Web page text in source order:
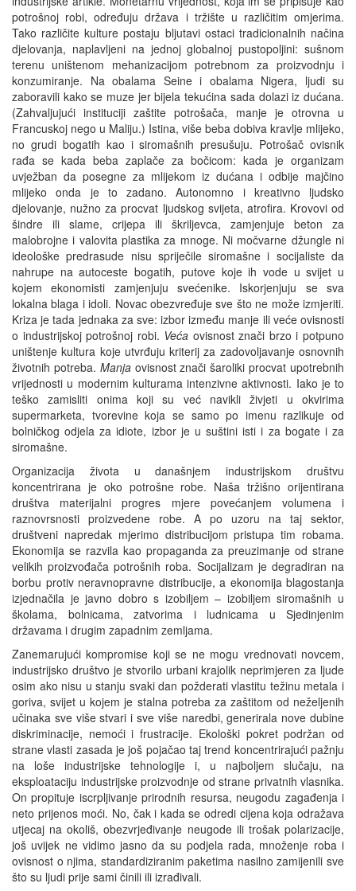
potrošnoj robi, određuju država i tržište u različitim omjerima.
Tako različite kulture postaju bljutavi ostaci tradicionalnih načina
djelovanja, naplavljeni na jednoj globalnoj pustopoljini: sušnom
terenu uništenom mehanizacijom potrebnom za proizvodnju i
konzumiranje. Na obalama Seine i obalama Nigera, ljudi su
zaboravili kako se muze jer bijela tekućina sada dolazi iz dućana.
(Zahvaljujući instituciji zaštite potrošača, manje je otrovna u
Francuskoj nego u Maliju.) Istina, više beba dobiva kravlje mlijeko,
no grudi bogatih kao i siromašnih presušuju. Potrošač ovisnik
rađa se kada beba zaplače za bočicom: kada je organizam
uvježban da posegne za mlijekom iz dućana i odbije majčino
mlijeko onda je to zadano. Autonomno i kreativno ljudsko
djelovanje, nužno za procvat ljudskog svijeta, atrofira. Krovovi od
šindre ili slame, crijepa ili škriljevca, zamjenjuje beton za
malobrojne i valovita plastika za mnoge. Ni močvarne džungle ni
ideološke predrasude nisu spriječile siromašne i socijaliste da
nahrupe na autoceste bogatih, putove koje ih vode u svijet u
kojem ekonomisti zamjenjuju svećenike. Iskorjenjuju se sva
lokalna blaga i idoli. Novac obezvređuje sve što ne može izmjeriti.
Kriza je tada jednaka za sve: izbor između manje ili veće ovisnosti
o industrijskoj potrošnoj robi. Veća ovisnost znači brzo i potpuno
uništenje kultura koje utvrđuju kriterij za zadovoljavanje osnovnih
životnih potreba. Manjaovisnost znači šaroliki procvat upotrebnih
vrijednosti u modernim kulturama intenzivne aktivnosti. Iako je to
teško zamisliti onima koji su već navikli živjeti u okvirima
supermarketa, tvorevine koja se samo po imenu razlikuje od
bolničkog odjela za idiote, izbor je u suštini isti i za bogate i za
siromašne.
Organizacija života u današnjem industrijskom društvu
koncentrirana je oko potrošne robe. Naša tržišno orijentirana
društva materijalni progres mjere povećanjem volumena i
raznovrsnosti proizvedene robe. A po uzoru na taj sektor,
društveni napredak mjerimo distribucijom pristupa tim robama.
Ekonomija se razvila kao propaganda za preuzimanje od strane
velikih proizvođača potrošnih roba. Socijalizam je degradiran na
borbu protiv neravnopravne distribucije, a ekonomija blagostanja
izjednačila je javno dobro s izobiljem – izobiljem siromašnih u
školama, bolnicama, zatvorima i ludnicama u Sjedinjenim
državama i drugim zapadnim zemljama.
Zanemarujući kompromise koji se ne mogu vrednovati novcem,
industrijsko društvo je stvorilo urbani krajolik neprimjeren za ljude
osim ako nisu u stanju svaki dan požderati vlastitu težinu metala i
goriva, svijet u kojem je stalna potreba za zaštitom od neželjenih
učinaka sve više stvari i sve više naredbi, generirala nove dubine
diskriminacije, nemoći i frustracije. Ekološki pokret podržan od
strane vlasti zasada je još pojačao taj trend koncentrirajući pažnju
na loše industrijske tehnologije i, u najboljem slučaju, na
eksploataciju industrijske proizvodnje od strane privatnih vlasnika.
On propituje iscrpljivanje prirodnih resursa, neugodu zagađenja i
neto prijenos moći. No, čak i kada se odredi cijena koja odražava
utjecaj na okoliš, obezvrjeđivanje neugode ili trošak polarizacije,
još uvijek ne vidimo jasno da su podjela rada, množenje roba i
ovisnost o njima, standardiziranim paketima nasilno zamijenili sve
što su ljudi prije sami činili ili izrađivali.